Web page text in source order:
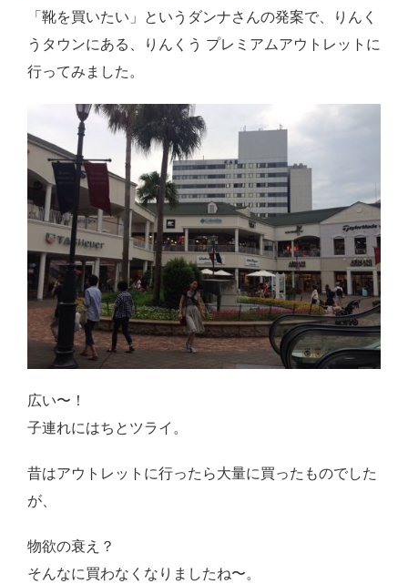
旅行
国内旅行
四国八十八か所めぐり
海外旅行
おうち居酒屋
感想・レビュー
食品・スイーツ
コスメ・スキンケア
ベビー・キッズ
Close
「靴を買いたい」というダンナさんの発案で、りんく
うタウンにある、りんくう プレミアムアウトレットに
行ってみました。
広い〜！
子連れにはちとツライ。
昔はアウトレットに行ったら大量に買ったものでした
が、
物欲の衰え？
そんなに買わなくなりましたね〜。